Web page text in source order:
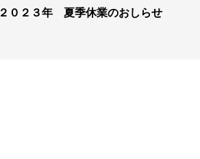
２０２３年 夏季休業のおしらせ